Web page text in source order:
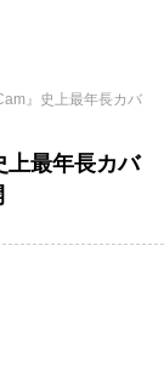
』史上最年長カバ
上最年長カバ